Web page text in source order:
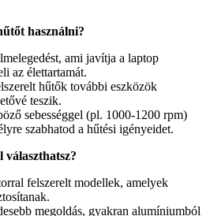
használni?
ami javítja a laptop
az élettartamát.
hűtők további eszközök
teszik.
sebességgel (pl. 1000-1200 rpm)
szabhatod a hűtési igényeidet.
felszerelt modellek, amelyek
megoldás, gyakran alumíniumból